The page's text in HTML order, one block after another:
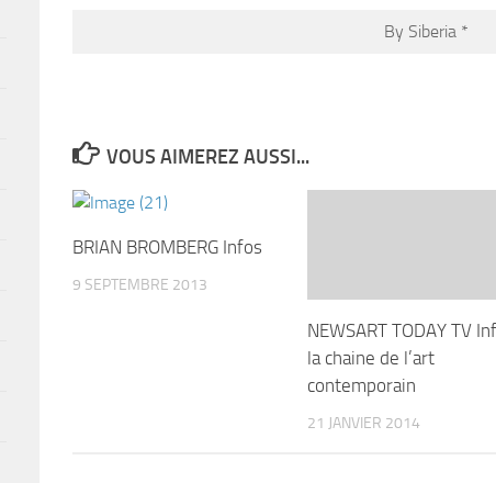
By Siberia *
VOUS AIMEREZ AUSSI...
BRIAN BROMBERG Infos
9 SEPTEMBRE 2013
NEWSART TODAY TV
la chaine de l’art
contemporain
21 JANVIER 2014